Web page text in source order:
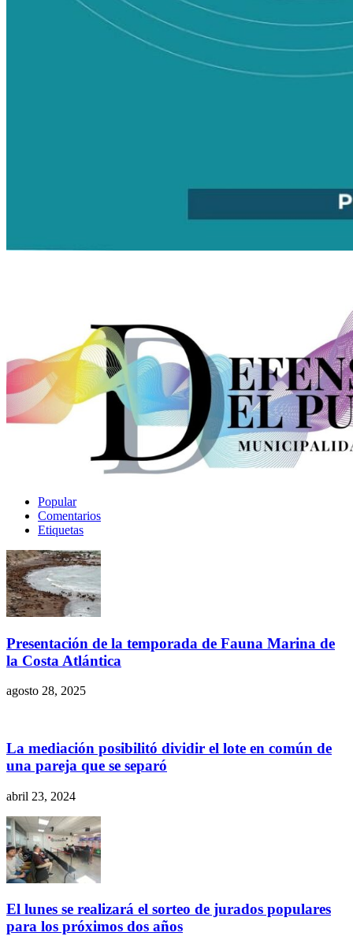
Popular
Comentarios
Etiquetas
Presentación de la temporada de Fauna Marina de
la Costa Atlántica
agosto 28, 2025
La mediación posibilitó dividir el lote en común de
una pareja que se separó
abril 23, 2024
El lunes se realizará el sorteo de jurados populares
para los próximos dos años